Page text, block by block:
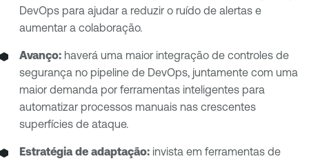
DevOps para ajudar a reduzir o ruído de alertas e
aumentar a colaboração.
Avanço: haverá uma maior integração de controles de
segurança no pipeline de DevOps, juntamente com uma
maior demanda por ferramentas inteligentes para
automatizar processos manuais nas crescentes
superfícies de ataque.
Estratégia de adaptação: invista em ferramentas de